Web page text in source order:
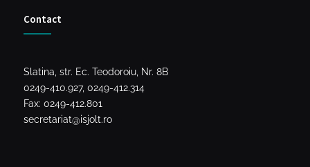
Contact
Slatina, str. Ec. Teodoroiu, Nr. 8B
0249-410.927, 0249-412.314
Fax: 0249-412.801
secretariat@isjolt.ro